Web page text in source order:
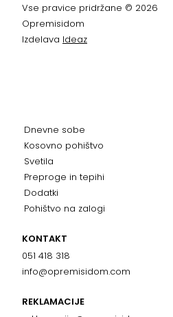
Vse pravice pridržane © 2026
Opremisidom
Izdelava Ideaz
Dnevne sobe
Kosovno pohištvo
Svetila
Preproge in tepihi
Dodatki
Pohištvo na zalogi
KONTAKT
051 418 318
info@opremisidom.com
REKLAMACIJE